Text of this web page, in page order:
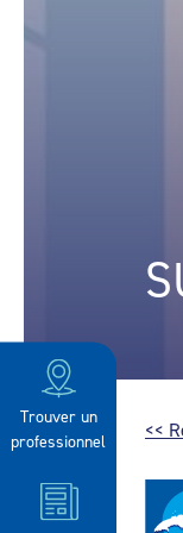
Trouver un
professionnel
<<